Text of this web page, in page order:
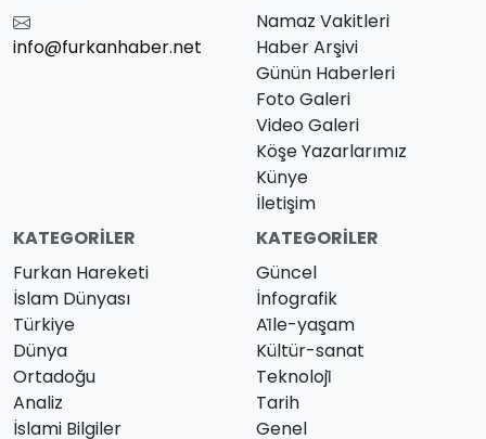
info@furkanhaber.net
Namaz Vakitleri
Haber Arşivi
Günün Haberleri
Foto Galeri
Video Galeri
Köşe Yazarlarımız
Künye
İletişim
KATEGORILER
Furkan Hareketi
İslam Dünyası
Türkiye
Dünya
Ortadoğu
Analiz
İslami Bilgiler
KATEGORILER
Güncel
İnfografik
Ai̇le-yaşam
Kültür-sanat
Teknoloji̇
Tarih
Genel